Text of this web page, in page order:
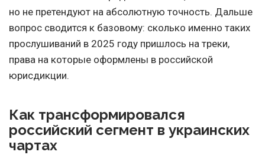
но не претендуют на абсолютную точность. Дальше
вопрос сводится к базовому: сколько именно таких
прослушиваний в 2025 году пришлось на треки,
права на которые оформлены в российской
юрисдикции.
Как трансформировался
российский сегмент в украинских
чартах